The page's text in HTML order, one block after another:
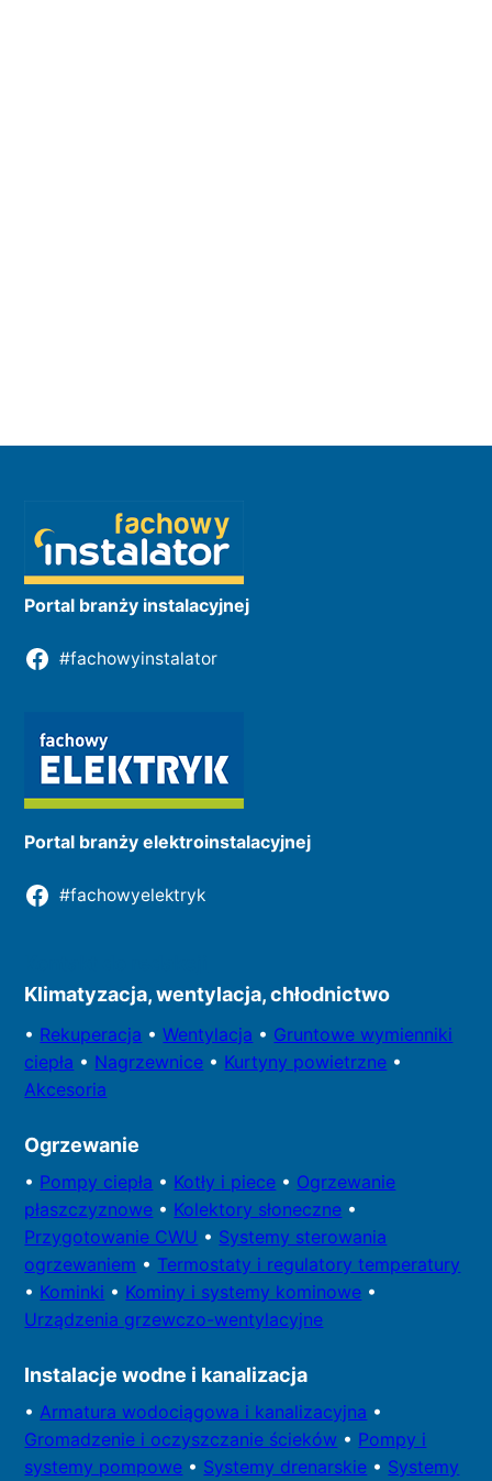
Portal branży instalacyjnej
#fachowyinstalator
Portal branży elektroinstalacyjnej
#fachowyelektryk
Klimatyzacja, wentylacja, chłodnictwo
• Rekuperacja •Wentylacja • Gruntowe wymienniki
ciepła • Nagrzewnice • Kurtyny powietrzne •
Akcesoria
Ogrzewanie
• Pompy ciepła • Kotły i piece • Ogrzewanie
płaszczyznowe • Kolektory słoneczne •
Przygotowanie CWU • Systemy sterowania
ogrzewaniem • Termostaty i regulatory temperatury
• Kominki • Kominy i systemy kominowe •
Urządzenia grzewczo-wentylacyjne
Instalacje wodne i kanalizacja
•Armatura wodociągowa i kanalizacyjna •
Gromadzenie i oczyszczanie ścieków • Pompy i
systemy pompowe • Systemy drenarskie • Systemy